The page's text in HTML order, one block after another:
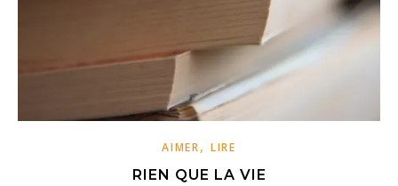
AIMER, LIRE
RIEN QUE LA VIE